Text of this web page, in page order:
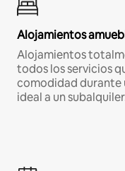
Alojamientos
Alojamientos
todos los servicios
comodidad durante
ideal a un